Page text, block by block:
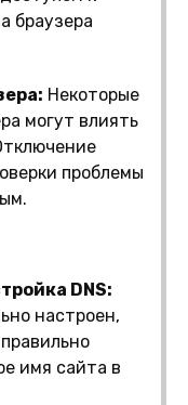
браузера
Некоторые
могут влиять
проблемы
DNS:
настроен,
имя сайта в